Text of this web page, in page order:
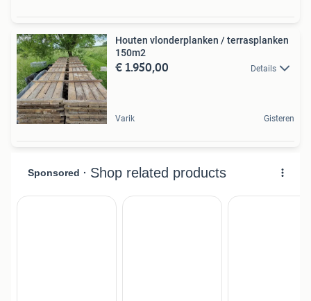
Houten vlonderplanken / terrasplanken
150m2
€ 1.950,00 Details
Varik Gisteren